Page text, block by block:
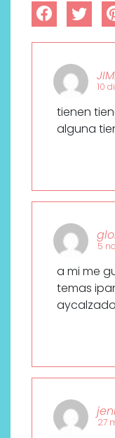
10
tienen
alguna
5
a mi me
temas
27